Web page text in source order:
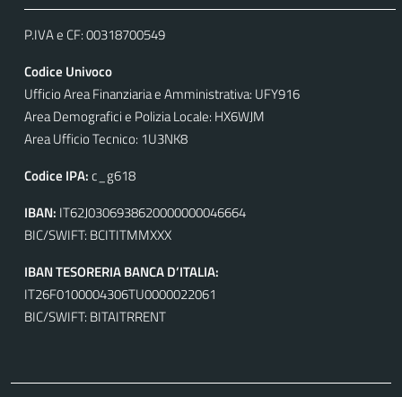
P.IVA e CF: 00318700549
Codice Univoco
Ufficio Area Finanziaria e Amministrativa: UFY916
Area Demografici e Polizia Locale: HX6WJM
Area Ufficio Tecnico: 1U3NK8
Codice IPA:c_g618
IBAN: IT62J0306938620000000046664
BIC/SWIFT: BCITITMMXXX
IBAN TESORERIA BANCA D’ITALIA:
IT26F0100004306TU0000022061
BIC/SWIFT: BITAITRRENT